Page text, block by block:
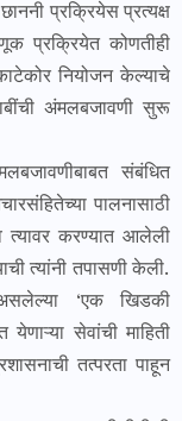
प्रक्रियेस प्रत्यक्ष
प्रक्रियेत कोणतीही
नियोजन केल्याचे
अंमलबजावणी सुरू
संबंधित
पालनासाठी
व त्यावर करण्यात आलेली
त्यांनी तपासणी केली.
‘एक खिडकी
सेवांची माहिती
तत्परता पाहून